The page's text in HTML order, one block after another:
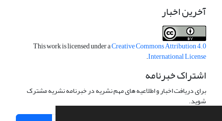
آخرین اخبار
This work is licensed under aCreative Commons Attribution 4.0
International License
.
اشتراک خبرنامه
برای دریافت اخبار و اطلاعیه های مهم نشریه در خبرنامه نشریه مشترک
شوید.